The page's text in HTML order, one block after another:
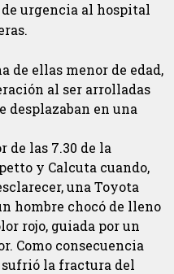
urgencia al hospital
de ellas menor de edad,
al ser arrolladas
desplazaban en una
de las 7.30 de la
y Calcuta cuando,
una Toyota
hombre chocó de lleno
rojo, guiada por un
Como consecuencia
la fractura del